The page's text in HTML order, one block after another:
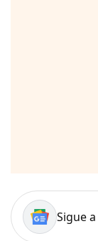
Sigue a